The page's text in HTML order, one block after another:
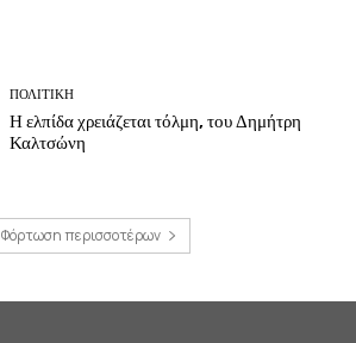
ΠΟΛΙΤΙΚΗ
Η ελπίδα χρειάζεται τόλμη, του Δημήτρη
Καλτσώνη
Φόρτωση περισσοτέρων